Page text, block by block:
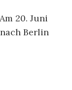
20. Juni
Berlin